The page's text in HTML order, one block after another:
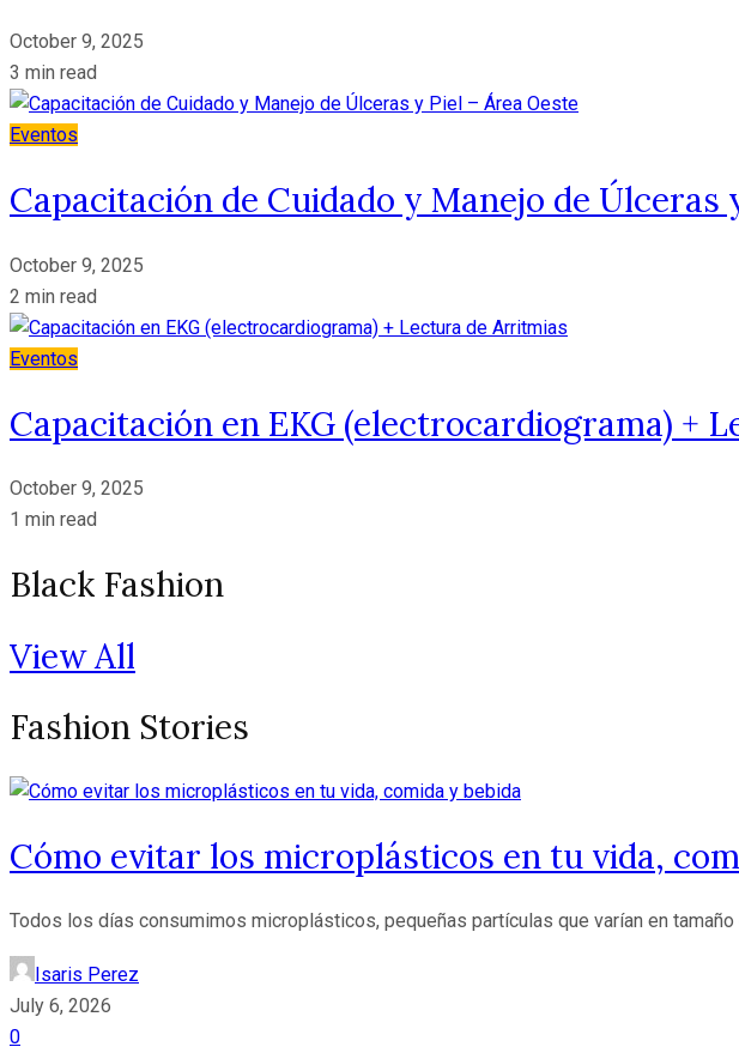
October 9, 2025
3 min read
Eventos
Capacitación de Cuidado y Manejo de Úlceras
October 9, 2025
2 min read
Eventos
Capacitación en EKG (electrocardiograma) +
October 9, 2025
1 min read
Black Fashion
View All
Fashion Stories
Cómo evitar los microplásticos en tu vida,
Todos los días consumimos microplásticos, pequeñas partículas que varían en
Isaris Perez
July 6, 2026
0